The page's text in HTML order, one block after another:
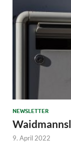
NEWSLETTER
9. April 2022